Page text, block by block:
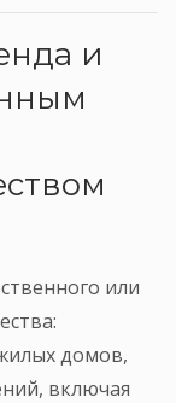
и
или
домов,
включая